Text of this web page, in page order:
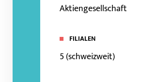
Aktiengesellschaft
FILIALEN
5 (schweizweit)